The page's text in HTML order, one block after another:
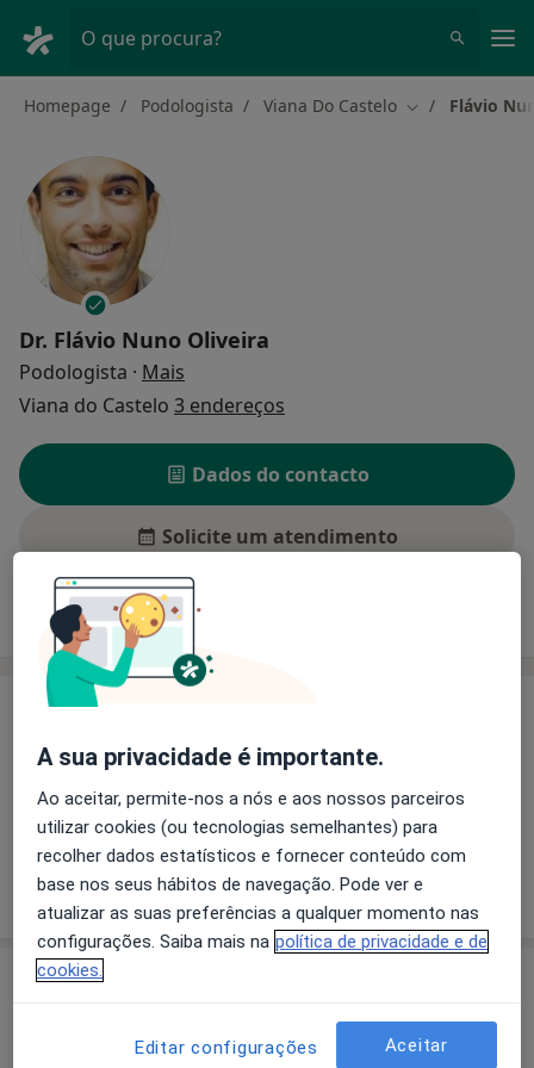
O que procura?
Homepage Podologista Viana Do Castelo Mudar de
Flávio
Dr. Flávio Nuno Oliveira
Podologista · Mais
Viana do Castelo 3 endereços
Dados do contacto
Solicite um atendimento
Experiência Preços
Experiência
Principais doenças tratadas
Infecções Bacterianas E Micoses
Sindactilia
Pé Chato Fasciíte Plantar +7
Mostrar mais detalhes
sobre a experiência
Serviços e preços
A sua privacidade é importante.
Ao aceitar, permite-nos a nós e aos nossos parceiros
utilizar cookies (ou tecnologias semelhantes) para
recolher dados estatísticos e fornecer conteúdo com
base nos seus hábitos de navegação. Pode ver e
atualizar as suas preferências a qualquer momento nas
configurações. Saiba mais na política de privacidade e de
cookies.
Editar configurações Aceitar